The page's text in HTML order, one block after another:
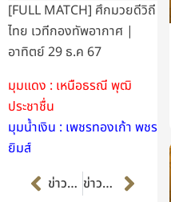
[FULL MATCH] ศึกมวยดีวิถี
ไทย เวทีกองทัพอากาศ |
อาทิตย์ 29 ธ.ค 67
มุมแดง : เหนือธรณี พุฒิ
ประชาชื่น
มุมน้ำเงิน : เพชรทองเก้า พชร
ยิมส์
Prevข่าวก่อนหน้า ข่าวต่อไป Next